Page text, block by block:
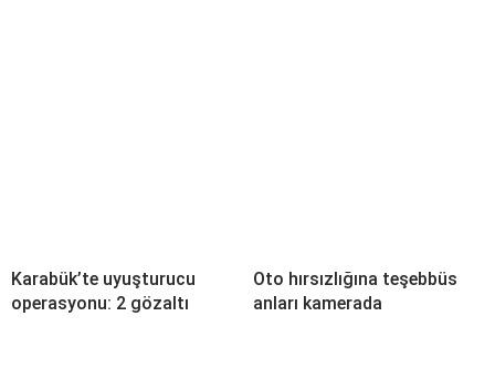
Karabük’te uyuşturucu
operasyonu: 2 gözaltı
Oto hırsızlığına teşebbüs
anları kamerada